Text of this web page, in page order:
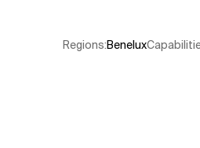
Regions:Benelux